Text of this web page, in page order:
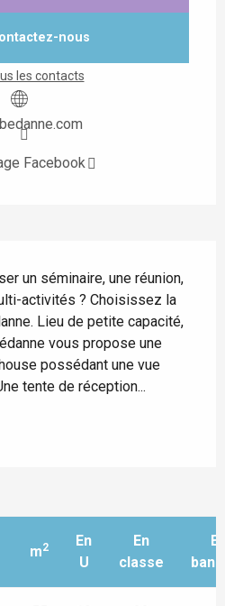
nous
les contacts
Facebook
un séminaire, une réunion,
activités ? Choisissez la
Lieu de petite capacité,
vous propose une
possédant une vue
tente de réception...
m2
En
U
En
classe